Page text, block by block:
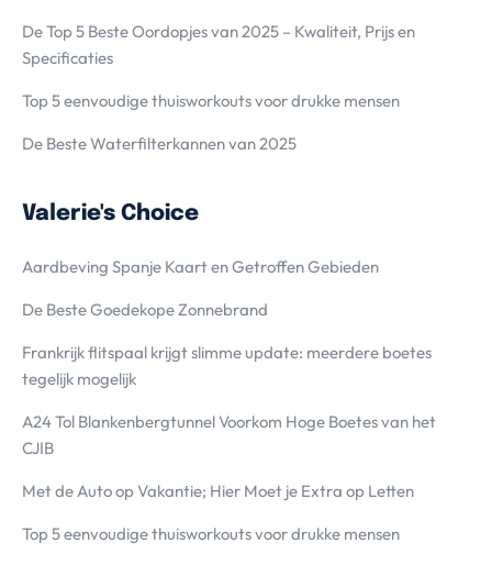
De Top 5 Beste Oordopjes van 2025 – Kwaliteit, Prijs en
Specificaties
Top 5 eenvoudige thuisworkouts voor drukke mensen
De Beste Waterfilterkannen van 2025
Valerie's Choice
Aardbeving Spanje Kaart en Getroffen Gebieden
De Beste Goedekope Zonnebrand
Frankrijk flitspaal krijgt slimme update: meerdere boetes
tegelijk mogelijk
A24 Tol Blankenbergtunnel Voorkom Hoge Boetes van het
CJIB
Met de Auto op Vakantie; Hier Moet je Extra op Letten
Top 5 eenvoudige thuisworkouts voor drukke mensen